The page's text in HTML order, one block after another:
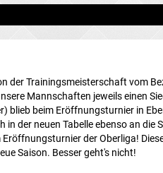
der Trainingsmeisterschaft vom
Mannschaften jeweils einen
blieb beim Eröffnungsturnier in
der neuen Tabelle ebenso an die
Eröffnungsturnier der Oberliga!
Saison. Besser geht's nicht!